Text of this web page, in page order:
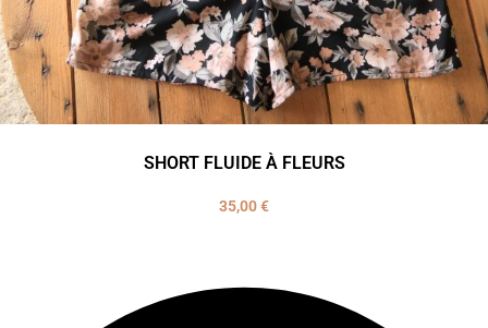
SHORT FLUIDE À FLEURS
35,00€